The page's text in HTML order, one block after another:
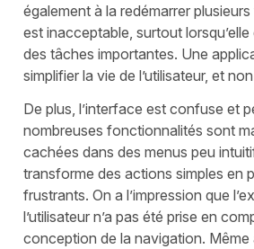
également à la redémarrer
est inacceptable, surtout
des tâches importantes. Une
simplifier la vie de l’utilisateur, et
De plus, l’interface est confuse et
nombreuses fonctionnalités sont
cachées dans des menus peu
transforme des actions simples en
frustrants. On a l’impression que
l’utilisateur n’a pas été prise en
conception de la navigation. Même